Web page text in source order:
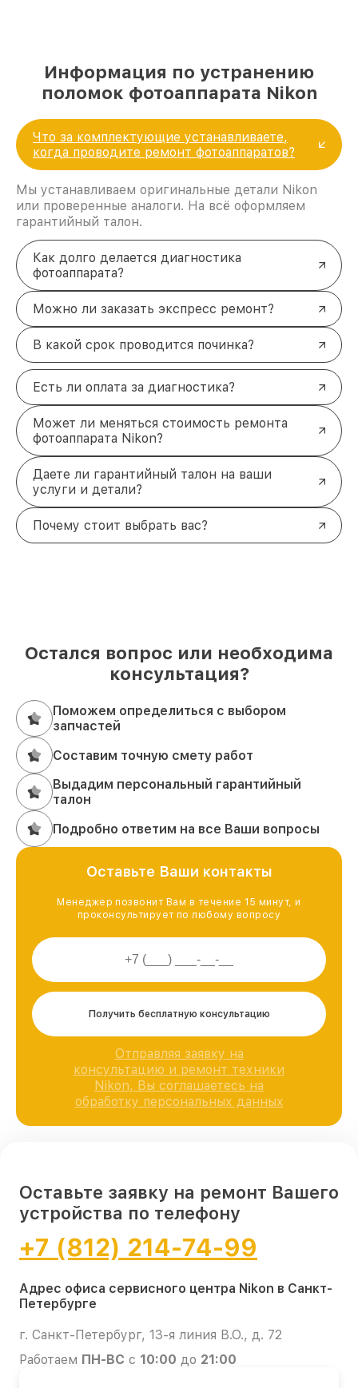
Информация по устранению
поломок фотоаппарата Nikon
Что за комплектующие устанавливаете,
когда проводите ремонт фотоаппаратов?
Мы устанавливаем оригинальные детали Nikon
или проверенные аналоги. На всё оформляем
гарантийный талон.
Как долго делается диагностика
фотоаппарата?
Можно ли заказать экспресс ремонт?
В какой срок проводится починка?
Есть ли оплата за диагностика?
Может ли меняться стоимость ремонта
фотоаппарата Nikon?
Даете ли гарантийный талон на ваши
услуги и детали?
Почему стоит выбрать вас?
Остался вопрос или необходима
консультация?
Поможем определиться с выбором
запчастей
Составим точную смету работ
Выдадим персональный гарантийный
талон
Подробно ответим на все Ваши вопросы
Оставьте Ваши контакты
Менеджер позвонит Вам в течение 15 минут, и
проконсультирует по любому вопросу
Получить бесплатную консультацию
Отправляя заявку на
консультацию и ремонт техники
Nikon, Вы соглашаетесь на
обработку персональных данных
Оставьте заявку на ремонт Вашего
устройства по телефону
+7 (812) 214-74-99
Адрес офиса сервисного центра Nikon в Санкт-
Петербурге
г. Санкт-Петербург, 13-я линия В.О., д. 72
Работаем ПН-ВС с 10:00 до 21:00